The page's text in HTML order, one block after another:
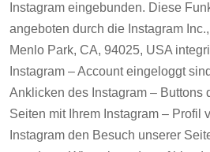
Instagram eingebunden. Diese
angeboten durch die Instagram
Menlo Park, CA, 94025, USA
Instagram – Account eingeloggt
Anklicken des Instagram – Buttons
Seiten mit Ihrem Instagram – Profil
Instagram den Besuch unserer